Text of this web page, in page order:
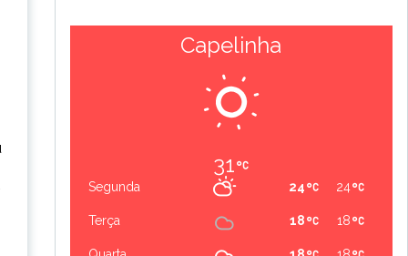
Capelinha
31
Segunda 24
24
Terça 18
18